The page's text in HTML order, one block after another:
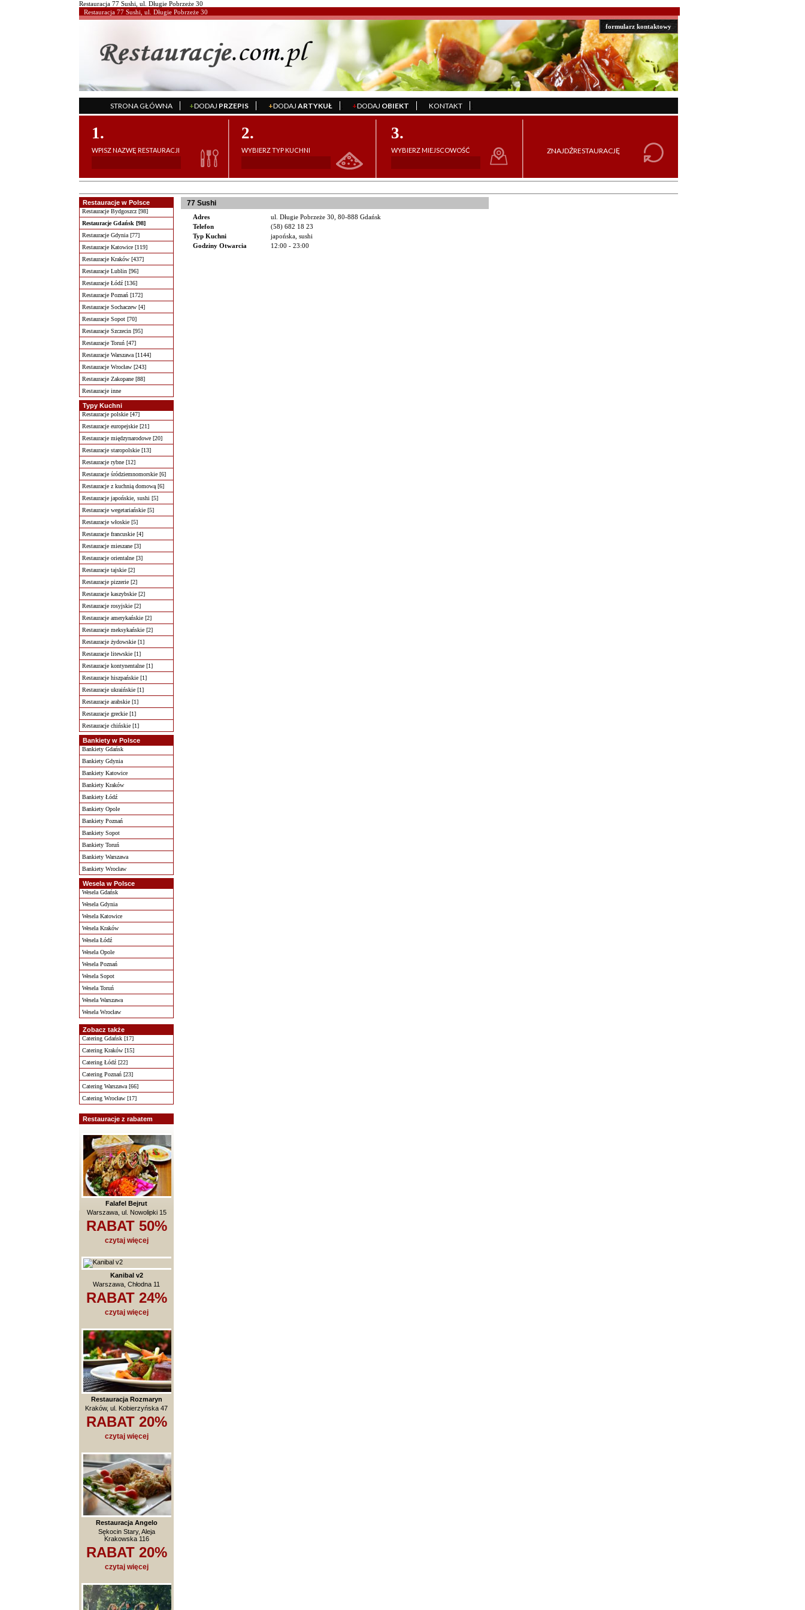
Restauracja 77 Sushi, ul. Długie Pobrzeże 30
formularz kontaktowy
Restauracja 77 Sushi, ul. Długie Pobrzeże 30
STRONA GŁÓWNA +DODAJ PRZEPIS +DODAJ ARTYKUŁ +DODAJ OBIEKT KONTAKT
1.
WPISZ NAZWĘ RESTAURACJI
2.
WYBIERZ TYP KUCHNI
3.
WYBIERZ MIEJSCOWOŚĆ
Restauracje w Polsce
Restauracje Bydgoszcz [98]
Restauracje Gdańsk [98]
Restauracje Gdynia [77]
Restauracje Katowice [119]
Restauracje Kraków [437]
Restauracje Lublin [96]
Restauracje Łódź [136]
Restauracje Poznań [172]
Restauracje Sochaczew [4]
Restauracje Sopot [70]
Restauracje Szczecin [95]
Restauracje Toruń [47]
Restauracje Warszawa [1144]
Restauracje Wrocław [243]
Restauracje Zakopane [88]
Restauracje inne
Typy Kuchni
Restauracje polskie [47]
Restauracje europejskie [21]
Restauracje międzynarodowe [20]
Restauracje staropolskie [13]
Restauracje rybne [12]
Restauracje śródziemnomorskie [6]
Restauracje z kuchnią domową [6]
Restauracje japońskie, sushi [5]
Restauracje wegetariańskie [5]
Restauracje włoskie [5]
Restauracje francuskie [4]
Restauracje mieszane [3]
Restauracje orientalne [3]
Restauracje tajskie [2]
Restauracje pizzerie [2]
Restauracje kaszybskie [2]
Restauracje rosyjskie [2]
Restauracje amerykańskie [2]
Restauracje meksykańskie [2]
Restauracje żydowskie [1]
Restauracje litewskie [1]
Restauracje kontynentalne [1]
Restauracje hiszpańskie [1]
Restauracje ukraińskie [1]
Restauracje arabskie [1]
Restauracje greckie [1]
Restauracje chińskie [1]
Bankiety w Polsce
Bankiety Gdańsk
Bankiety Gdynia
Bankiety Katowice
Bankiety Kraków
Bankiety Łódź
Bankiety Opole
Bankiety Poznań
Bankiety Sopot
Bankiety Toruń
Bankiety Warszawa
Bankiety Wrocław
Wesela w Polsce
Wesela Gdańsk
Wesela Gdynia
Wesela Katowice
Wesela Kraków
Wesela Łódź
Wesela Opole
Wesela Poznań
Wesela Sopot
Wesela Toruń
Wesela Warszawa
Wesela Wrocław
Zobacz także
Catering Gdańsk [17]
Catering Kraków [15]
Catering Łódź [22]
Catering Poznań [23]
Catering Warszawa [66]
Catering Wrocław [17]
Restauracje z rabatem
Falafel Bejrut
Warszawa, ul. Nowolipki 15
RABAT 50%
czytaj więcej
Kanibal v2
Warszawa, Chłodna 11
RABAT 24%
czytaj więcej
Restauracja Rozmaryn
Kraków, ul. Kobierzyńska 47
RABAT 20%
czytaj więcej
Restauracja Angelo
Sękocin Stary, Aleja
Krakowska 116
RABAT 20%
czytaj więcej
77 Sushi
Adres
ul. Długie Pobrzeże 30, 80-888 Gdańsk
Telefon
(58) 682 18 23
Typ Kuchni
japońska, sushi
Godziny Otwarcia
12:00 - 23:00